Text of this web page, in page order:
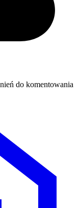
do komentowania